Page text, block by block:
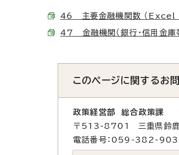
46 主要金融機関数 （Excel
47 金融機関（銀行・信用金
このページに関するお
政策経営部 総合政策課
〒513-8701 三重県鈴鹿
電話番号：059-382-